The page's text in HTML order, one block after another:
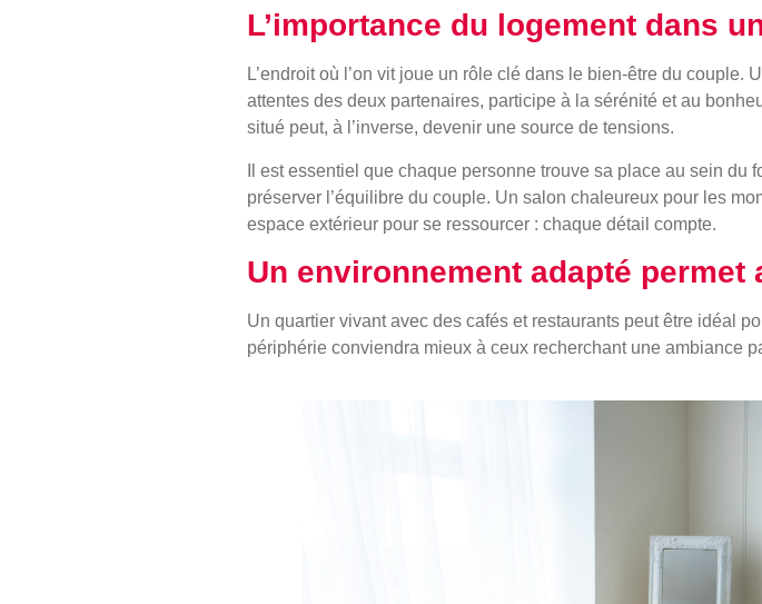
L’importance du logement dans
L’endroit où l’on vit joue un rôle clé dans le bien-être du
attentes des deux partenaires, participe à la sérénité et au
situé peut, à l’inverse, devenir une source de tensions.
Il est essentiel que chaque personne trouve sa place au sein du
préserver l’équilibre du couple. Un salon chaleureux pour les
espace extérieur pour se ressourcer : chaque détail compte.
Un environnement adapté
Un quartier vivant avec des cafés et restaurants peut être idéal
périphérie conviendra mieux à ceux recherchant une ambiance